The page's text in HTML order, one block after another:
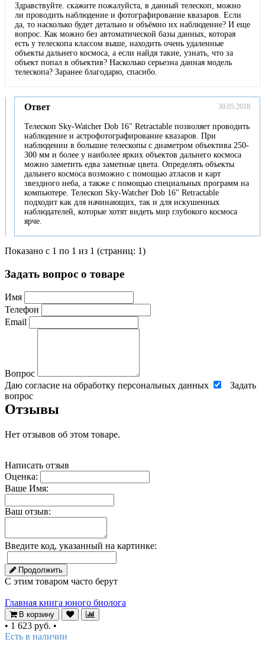
Здравствуйте. скажите пожалуйста, в данный телескоп, можно
ли проводить наблюдение и фотографирование квазаров. Если
да, то насколько будет детально и объёмно их наблюдение? И еще
вопрос. Как можно без автоматической базы данных, которая
есть у телескопа классом выше, находить очень удаленные
объекты дальнего космоса, а если найдя такие, узнать, что за
объект попал в объектив? Насколько серьезна данная модель
телескопа? Заранее благодарю, спасибо.
Ответ 30.05.2018
Телескоп Sky-Watcher Dob 16" Retractable позволяет проводить
наблюдение и астрофотографирование квазаров. При
наблюдении в большие телескопы с диаметром объектива 250-
300 мм и более у наиболее ярких объектов дальнего космоса
можно заметить едва заметные цвета. Определять объекты
дальнего космоса возможно с помощью атласов и карт
звездного неба, а также с помощью специальных программ на
компьютере. Телескоп Sky-Watcher Dob 16" Retractable
подходит как для начинающих, так и для искушенных
наблюдателей, которые хотят видеть мир глубокого космоса
ярче.
Показано с 1 по 1 из 1 (страниц: 1)
Задать вопрос о товаре
Имя
Телефон
Email
Вопрос
Даю согласие на обработку персональных данных
Задать
вопрос
Отзывы
Нет отзывов об этом товаре.
Написать отзыв
Оценка:
Ваше Имя:
Ваш отзыв:
Введите код, указанный на картинке:
Продолжить
С этим товаром часто берут
Главная книга юного биолога
В корзину
• 1 623 руб. •
Есть в наличии